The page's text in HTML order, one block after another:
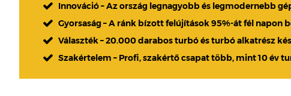
Innováció – Az ország legnagyobb és legmodernebb
Gyorsaság – A ránk bízott felújítások 95%-át fél napon
Választék – 20.000 darabos turbó és turbó alkatrész
Szakértelem – Profi, szakértő csapat több, mint 10 év